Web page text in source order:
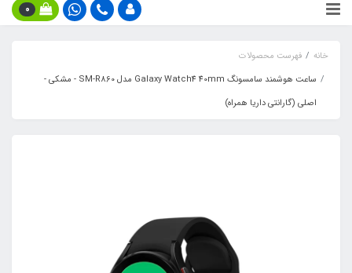
0
خانه
فهرست محصولات
ساعت هوشمند سامسونگ Galaxy Watch4 40mm مدل SM-R860 - مشکی -
اصلی (گارانتی داریا همراه)